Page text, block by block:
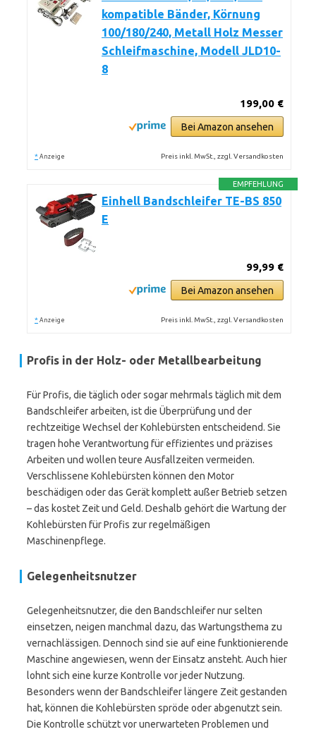
kompatible Bänder, Körnung
100/180/240, Metall Holz Messer
Schleifmaschine, Modell JLD10-
8
199,00 €
Bei Amazon ansehen
* Anzeige Preis inkl. MwSt., zzgl. Versandkosten
EMPFEHLUNG
Einhell Bandschleifer TE-BS 850
E
99,99 €
Bei Amazon ansehen
* Anzeige Preis inkl. MwSt., zzgl. Versandkosten
Profis in der Holz- oder Metallbearbeitung
Für Profis, die täglich oder sogar mehrmals täglich mit dem
Bandschleifer arbeiten, ist die Überprüfung und der
rechtzeitige Wechsel der Kohlebürsten entscheidend. Sie
tragen hohe Verantwortung für effizientes und präzises
Arbeiten und wollen teure Ausfallzeiten vermeiden.
Verschlissene Kohlebürsten können den Motor
beschädigen oder das Gerät komplett außer Betrieb setzen
– das kostet Zeit und Geld. Deshalb gehört die Wartung der
Kohlebürsten für Profis zur regelmäßigen
Maschinenpflege.
Gelegenheitsnutzer
Gelegenheitsnutzer, die den Bandschleifer nur selten
einsetzen, neigen manchmal dazu, das Wartungsthema zu
vernachlässigen. Dennoch sind sie auf eine funktionierende
Maschine angewiesen, wenn der Einsatz ansteht. Auch hier
lohnt sich eine kurze Kontrolle vor jeder Nutzung.
Besonders wenn der Bandschleifer längere Zeit gestanden
hat, können die Kohlebürsten spröde oder abgenutzt sein.
Die Kontrolle schützt vor unerwarteten Problemen und